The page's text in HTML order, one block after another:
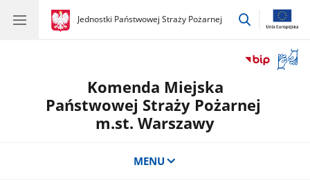
gov.pl
Jednostki Państwowej Straży Pożarnej
gov.pl
Jednostki
przejdź
okno
Komenda Miejska
Państwowej Straży Pożarnej
m.st. Warszawy
MENU